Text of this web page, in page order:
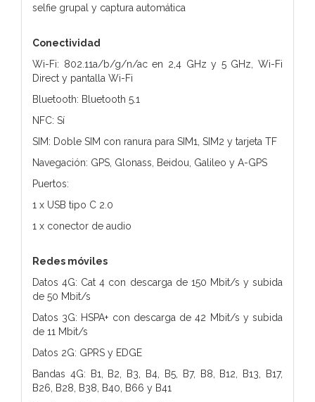
selfie grupal y captura automática
Conectividad
Wi-Fi: 802.11a/b/g/n/ac en 2,4 GHz y 5 GHz, Wi-Fi
Direct y pantalla Wi-Fi
Bluetooth: Bluetooth 5.1
NFC: Sí
SIM: Doble SIM con ranura para SIM1, SIM2 y tarjeta TF
Navegación: GPS, Glonass, Beidou, Galileo y A-GPS
Puertos:
1 x USB tipo C 2.0
1 x conector de audio
Redes móviles
Datos 4G: Cat 4 con descarga de 150 Mbit/s y subida
de 50 Mbit/s
Datos 3G: HSPA+ con descarga de 42 Mbit/s y subida
de 11 Mbit/s
Datos 2G: GPRS y EDGE
Bandas 4G: B1, B2, B3, B4, B5, B7, B8, B12, B13, B17,
B26, B28, B38, B40, B66 y B41